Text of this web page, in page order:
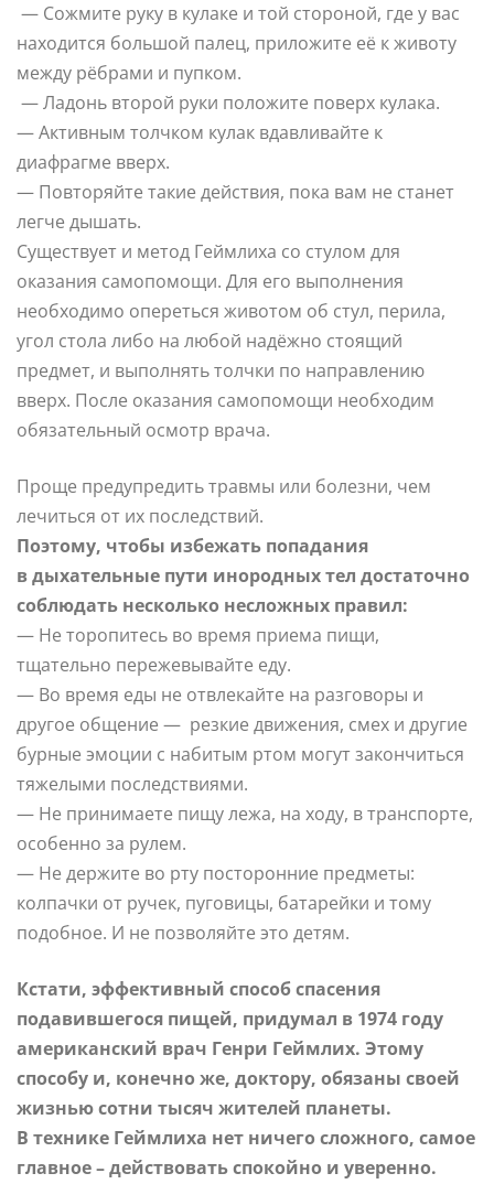
— Сожмите руку в кулаке и той стороной, где у вас
находится большой палец, приложите её к животу
между рёбрами и пупком.
— Ладонь второй руки положите поверх кулака.
— Активным толчком кулак вдавливайте к
диафрагме вверх.
— Повторяйте такие действия, пока вам не станет
легче дышать.
Существует и метод Геймлиха со стулом для
оказания самопомощи. Для его выполнения
необходимо опереться животом об стул, перила,
угол стола либо на любой надёжно стоящий
предмет, и выполнять толчки по направлению
вверх. После оказания самопомощи необходим
обязательный осмотр врача.
Проще предупредить травмы или болезни, чем
лечиться от их последствий.
Поэтому, чтобы избежать попадания
в дыхательные пути инородных тел достаточно
соблюдать несколько несложных правил:
— Не торопитесь во время приема пищи,
тщательно пережевывайте еду.
— Во время еды не отвлекайте на разговоры и
другое общение — резкие движения, смех и другие
бурные эмоции с набитым ртом могут закончиться
тяжелыми последствиями.
— Не принимаете пищу лежа, на ходу, в транспорте,
особенно за рулем.
— Не держите во рту посторонние предметы:
колпачки от ручек, пуговицы, батарейки и тому
подобное. И не позволяйте это детям.
Кстати, эффективный способ спасения
подавившегося пищей, придумал в 1974 году
американский врач Генри Геймлих. Этому
способу и, конечно же, доктору, обязаны своей
жизнью сотни тысяч жителей планеты.
В технике Геймлиха нет ничего сложного, самое
главное – действовать спокойно и уверенно.